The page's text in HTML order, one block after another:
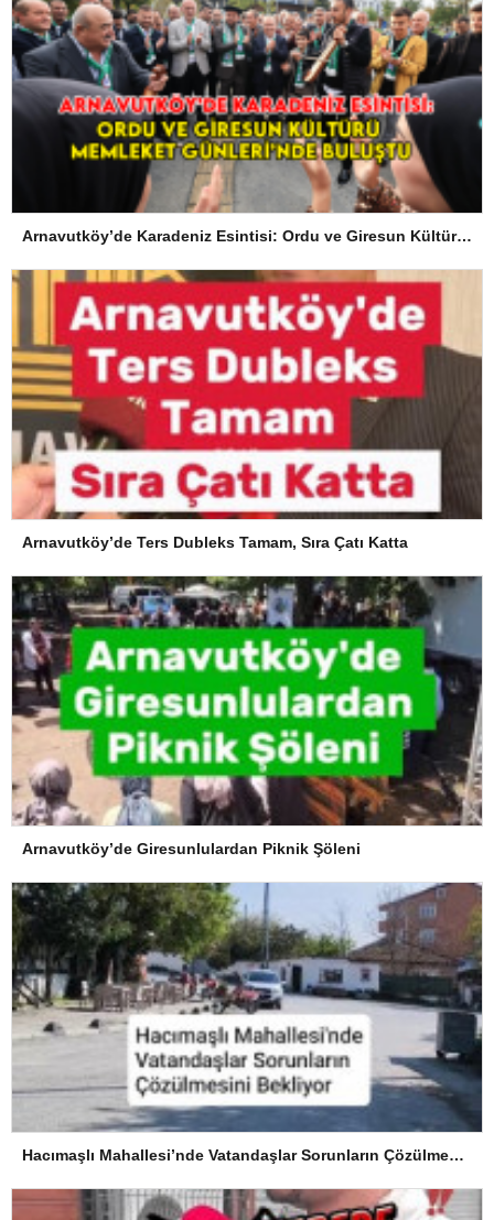
Arnavutköy’de Karadeniz Esintisi: Ordu ve Giresun Kültürü Memleket Günleri’nde Buluştu
Arnavutköy’de Ters Dubleks Tamam, Sıra Çatı Katta
Arnavutköy’de Giresunlulardan Piknik Şöleni
Hacımaşlı Mahallesi’nde Vatandaşlar Sorunların Çözülmesini Bekliyor